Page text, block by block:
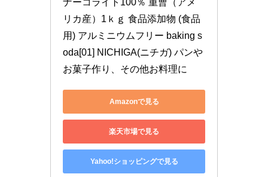
ナーコライト100％ 重曹（アメ
リカ産）1ｋｇ 食品添加物 (食品
用) アルミニウムフリー baking s
oda[01] NICHIGA(ニチガ) パンや
お菓子作り、その他お料理に
Amazonで見る
楽天市場で見る
Yahoo!ショッピングで見る